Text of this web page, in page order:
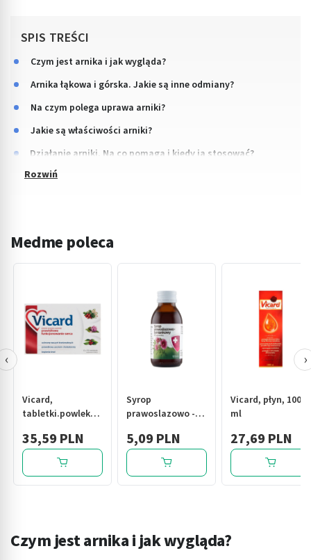
SPIS TREŚCI
Czym jest arnika i jak wygląda?
Arnika łąkowa i górska. Jakie są inne odmiany?
Na czym polega uprawa arniki?
Jakie są właściwości arniki?
Działanie arniki. Na co pomaga i kiedy ją stosować?
Medme poleca
Vicard,
tabletki.powlekane,
35,59 PLN
Syrop
prawoslazowo -
ml
5,09 PLN
Vicard, płyn, 1000
ml
27,69 PLN
‹ ›
Czym jest arnika i jak wygląda?